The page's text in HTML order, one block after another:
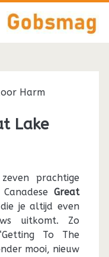
Harm
Lake
prachtige
Great
je altijd even
uitkomt. Zo
To The
mooi, nieuw